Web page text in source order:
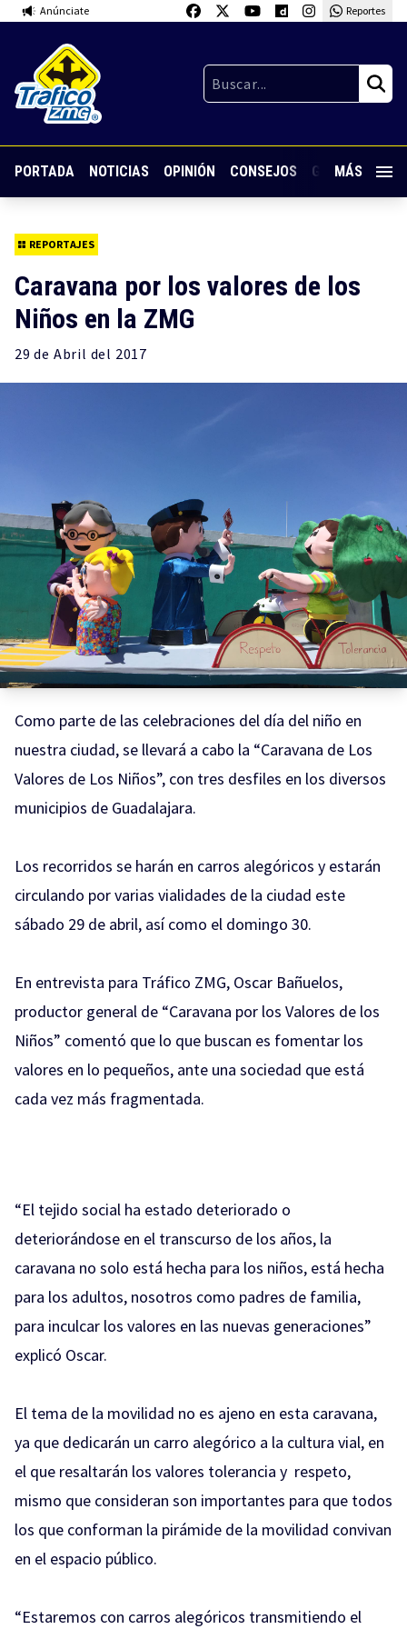
Anúnciate Reportes
PORTADA NOTICIAS OPINIÓN CONSEJOS GUARDIA
MÁS
REPORTAJES
Caravana por los valores de los
Niños en la ZMG
29 de Abril del 2017
Como parte de las celebraciones del día del niño en
nuestra ciudad, se llevará a cabo la “Caravana de Los
Valores de Los Niños”, con tres desfiles en los diversos
municipios de Guadalajara.
Los recorridos se harán en carros alegóricos y estarán
circulando por varias vialidades de la ciudad este
sábado 29 de abril, así como el domingo 30.
En entrevista para Tráfico ZMG, Oscar Bañuelos,
productor general de “Caravana por los Valores de los
Niños” comentó que lo que buscan es fomentar los
valores en lo pequeños, ante una sociedad que está
cada vez más fragmentada.
“El tejido social ha estado deteriorado o
deteriorándose en el transcurso de los años, la
caravana no solo está hecha para los niños, está hecha
para los adultos, nosotros como padres de familia,
para inculcar los valores en las nuevas generaciones”
explicó Oscar.
El tema de la movilidad no es ajeno en esta caravana,
ya que dedicarán un carro alegórico a la cultura vial, en
el que resaltarán los valores tolerancia y respeto,
mismo que consideran son importantes para que todos
los que conforman la pirámide de la movilidad convivan
en el espacio público.
“Estaremos con carros alegóricos transmitiendo el